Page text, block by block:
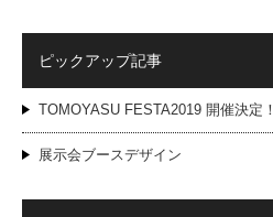
ピックアップ記事
TOMOYASU FESTA2019 開催決定！
展示会ブースデザイン